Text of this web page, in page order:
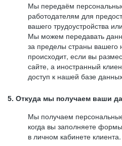
Мы передаём
работодателям для
вашего трудоустройства
Мы можем передавать
за пределы страны
происходит, если вы
сайте, а иностранный
доступ к нашей базе
5. Откуда мы получаем ваши
Мы получаем
когда вы заполняете
в личном кабинете клиента.